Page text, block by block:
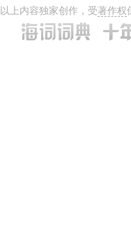
以上内容独家创作，受著作权